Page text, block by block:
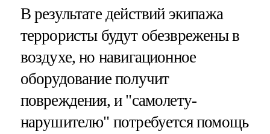
В результате действий экипажа
террористы будут обезврежены в
воздухе, но навигационное
оборудование получит
повреждения, и "самолету-
нарушителю" потребуется помощь